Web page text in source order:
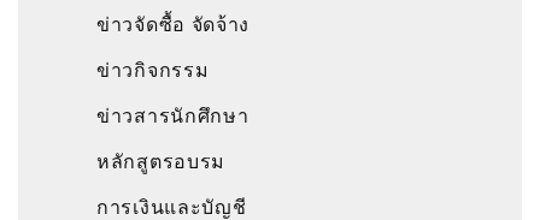
ข่าวจัดซื้อ จัดจ้าง
ข่าวกิจกรรม
ข่าวสารนักศึกษา
หลักสูตรอบรม
การเงินและบัญชี